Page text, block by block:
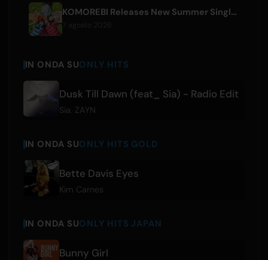
KOMOREBI Releases New Summer Single 'Letsu Natsu'
IN ONDA SUONLY HITS
Dusk Till Dawn (feat_ Sia) - Radio Edit
Sia ZAYN
IN ONDA SUONLY HITS GOLD
Bette Davis Eyes
Kim Carnes
IN ONDA SUONLY HITS JAPAN
Bunny Girl